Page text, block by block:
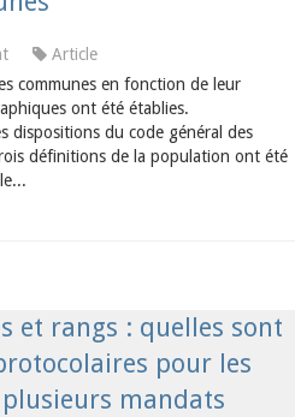
Article
communes en fonction de leur
ont été établies.
dispositions du code général des
définitions de la population ont été
et rangs : quelles sont
pour les
mandats